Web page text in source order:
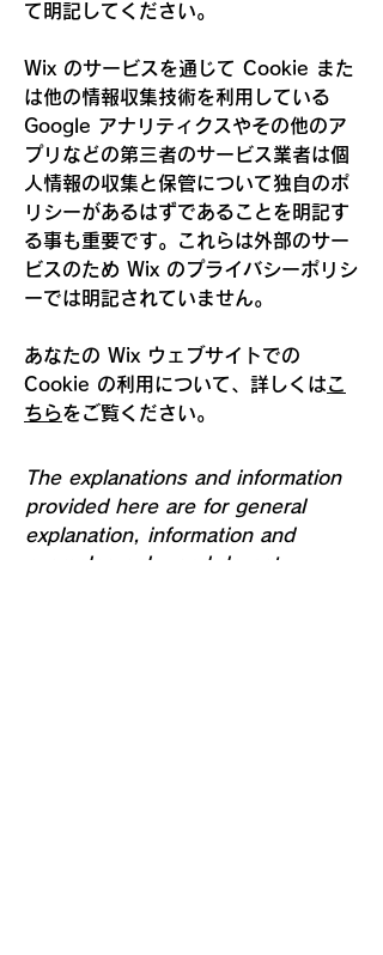
て明記してください。
Wix のサービスを通じて Cookie また
は他の情報収集技術を利用している
Google アナリティクスやその他のア
プリなどの第三者のサービス業者は個
人情報の収集と保管について独自のポ
リシーがあるはずであることを明記す
る事も重要です。これらは外部のサー
ビスのため Wix のプライバシーポリシ
ーでは明記されていません。
あなたの Wix ウェブサイトでの
Cookie の利用について、詳しくはこ
ちらをご覧ください。
The explanations and information
provided here are for general
explanation, information and
examples only, and do not